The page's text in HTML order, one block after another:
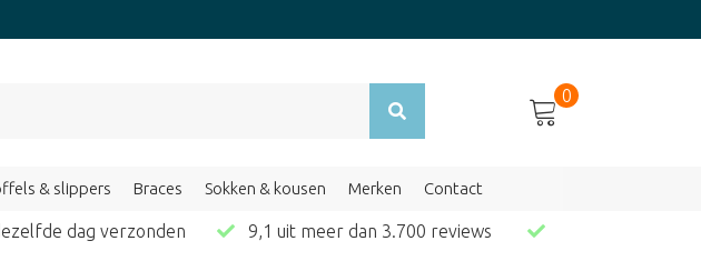
0
& slippers Braces Sokken & kousen Merken Contact
dezelfde dag verzonden
9,1 uit meer dan 3.700 reviews